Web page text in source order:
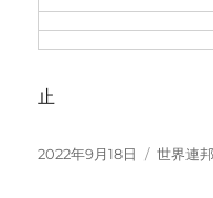
止
投
2022年9月18日
カ
世界連